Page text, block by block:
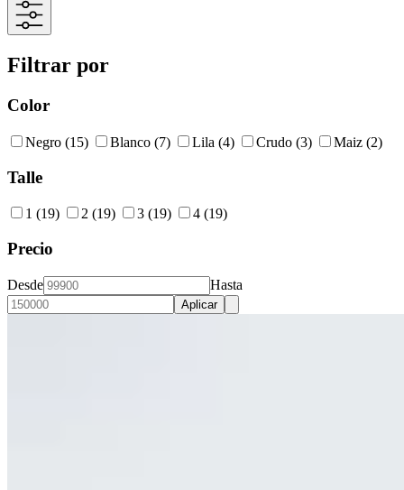
Filtrar por
Color
Negro (15) Blanco (7) Lila (4) Crudo (3) Maiz (2)
Talle
1 (19) 2 (19) 3 (19) 4 (19)
Precio
Desde Hasta
Aplicar